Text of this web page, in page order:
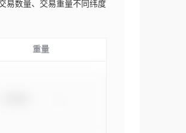
易数量、交易重量不同纬度
重量